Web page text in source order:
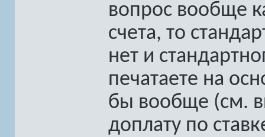
вопрос вообще
счета, то
нет и
печатаете на
бы вообще (см.
доплату по